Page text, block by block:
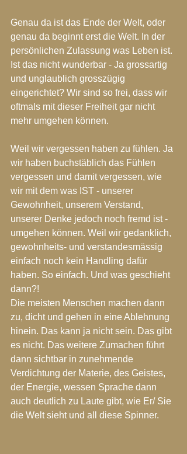
Genau da ist das Ende der Welt, oder
genau da beginnt erst die Welt. In der
persönlichen Zulassung was Leben ist.
Ist das nicht wunderbar - Ja grossartig
und unglaublich grosszügig
eingerichtet? Wir sind so frei, dass wir
oftmals mit dieser Freiheit gar nicht
mehr umgehen können.
Weil wir vergessen haben zu fühlen. Ja
wir haben buchstäblich das Fühlen
vergessen und damit vergessen, wie
wir mit dem was IST - unserer
Gewohnheit, unserem Verstand,
unserer Denke jedoch noch fremd ist -
umgehen können. Weil wir gedanklich,
gewohnheits- und verstandesmässig
einfach noch kein Handling dafür
haben. So einfach. Und was geschieht
dann?!
Die meisten Menschen machen dann
zu, dicht und gehen in eine Ablehnung
hinein. Das kann ja nicht sein. Das gibt
es nicht. Das weitere Zumachen führt
dann sichtbar in zunehmende
Verdichtung der Materie, des Geistes,
der Energie, wessen Sprache dann
auch deutlich zu Laute gibt, wie Er/ Sie
die Welt sieht und all diese Spinner.